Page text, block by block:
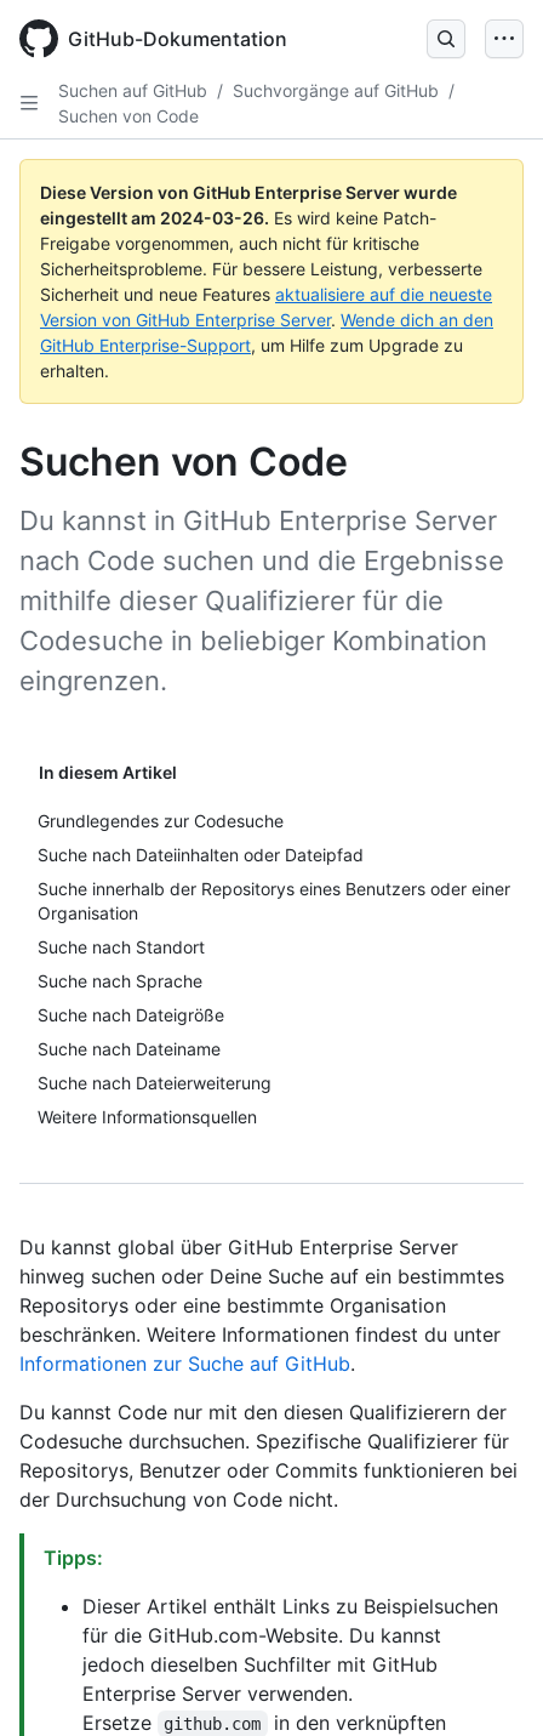
main
GitHub-Dokumentation
Suchen auf GitHub / Suchvorgänge auf GitHub /
Suchen von Code
Diese Version von GitHub Enterprise Server wurde
eingestellt am 2024-03-26. Es wird keine Patch-
Freigabe vorgenommen, auch nicht für kritische
Sicherheitsprobleme. Für bessere Leistung, verbesserte
Sicherheit und neue Features aktualisiere auf die neueste
Version von GitHub Enterprise Server. Wende dich an den
GitHub Enterprise-Support, um Hilfe zum Upgrade zu
erhalten.
Suchen von Code
Du kannst in GitHub Enterprise Server
nach Code suchen und die Ergebnisse
mithilfe dieser Qualifizierer für die
Codesuche in beliebiger Kombination
eingrenzen.
In diesem Artikel
Grundlegendes zur Codesuche
Suche nach Dateiinhalten oder Dateipfad
Suche innerhalb der Repositorys eines Benutzers oder einer
Organisation
Suche nach Standort
Suche nach Sprache
Suche nach Dateigröße
Suche nach Dateiname
Suche nach Dateierweiterung
Weitere Informationsquellen
Du kannst global über GitHub Enterprise Server
hinweg suchen oder Deine Suche auf ein bestimmtes
Repositorys oder eine bestimmte Organisation
beschränken. Weitere Informationen findest du unter
Informationen zur Suche auf GitHub.
Du kannst Code nur mit den diesen Qualifizierern der
Codesuche durchsuchen. Spezifische Qualifizierer für
Repositorys, Benutzer oder Commits funktionieren bei
der Durchsuchung von Code nicht.
Tipps:
Dieser Artikel enthält Links zu Beispielsuchen
für die GitHub.com-Website. Du kannst
jedoch dieselben Suchfilter mit GitHub
Enterprise Server verwenden.
Ersetze
github.com
in den verknüpften